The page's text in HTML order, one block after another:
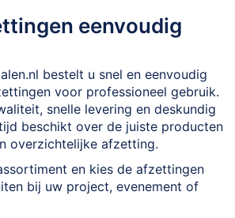
eenvoudig
bestelt u snel en eenvoudig
voor professioneel gebruik.
snelle levering en deskundig
beschikt over de juiste producten
overzichtelijke afzetting.
en kies de afzettingen
bij uw project, evenement of